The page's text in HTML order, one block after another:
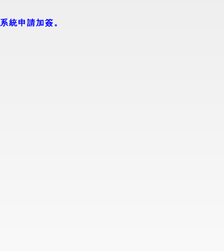
統申請加簽。